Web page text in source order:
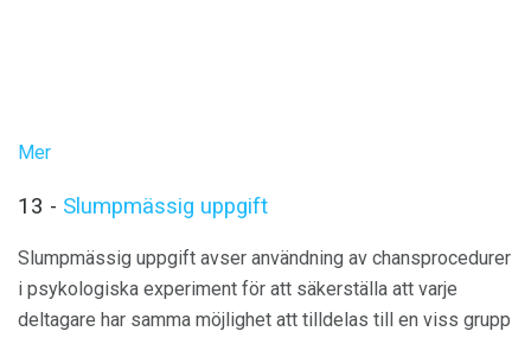
Mer
13 - Slumpmässig uppgift
Slumpmässig uppgift avser användning av chansprocedurer
i psykologiska experiment för att säkerställa att varje
deltagare har samma möjlighet att tilldelas till en viss grupp